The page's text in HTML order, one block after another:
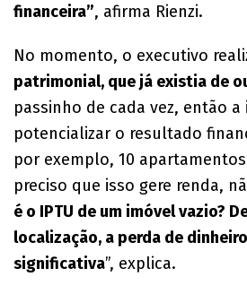
financeira”, afirma Rienzi.
No momento, o executivo
patrimonial, que já existia de
passinho de cada vez, então a
potencializar o resultado
por exemplo, 10
preciso que isso gere renda,
é o IPTU de um imóvel vazio?
localização, a perda de
significativa”, explica.